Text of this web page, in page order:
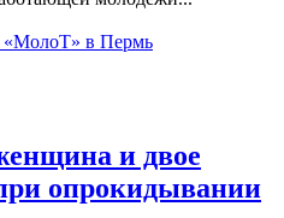
и двое
опрокидывании